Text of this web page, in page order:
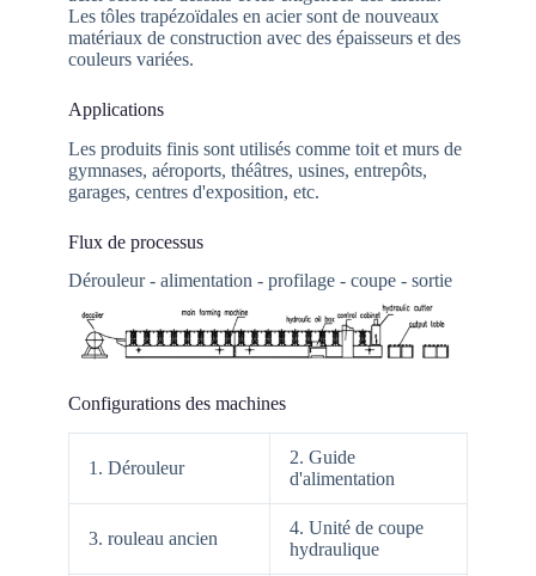
Les tôles trapézoïdales en acier sont de nouveaux
matériaux de construction avec des épaisseurs et des
couleurs variées.
Applications
Les produits finis sont utilisés comme toit et murs de
gymnases, aéroports, théâtres, usines, entrepôts,
garages, centres d'exposition, etc.
Flux de processus
Dérouleur - alimentation - profilage - coupe - sortie
Configurations des machines
1. Dérouleur
2. Guide
d'alimentation
3. rouleau ancien
4. Unité de coupe
hydraulique